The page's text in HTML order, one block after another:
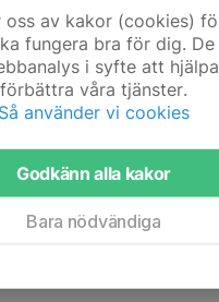
säsongen
6
info
2
15
oss av kakor (cookies)
fungera bra för dig. De
i syfte att
förbättra våra tjänster.
Så använder vi cookies
Godkänn alla kakor
Bara nödvändiga